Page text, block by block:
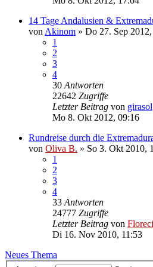
14 Tage Andalusien &
von Akinom » Do 27. Sep
1
2
3
4
30 Antworten
22642 Zugriffe
Letzter Beitrag von girasol
Mo 8. Okt 2012, 09:16
Rundreise durch die
von Oliva B. » So 3. Okt 2010,
1
2
3
4
33 Antworten
24777 Zugriffe
Letzter Beitrag von
Di 16. Nov 2010, 11:53
Neues Thema